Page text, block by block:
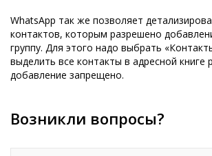
WhatsApp так же позволяет
контактов, которым разрешено
группу. Для этого надо выбрать
выделить все контакты в адресной книге
добавление запрещено.
Возникли вопросы?